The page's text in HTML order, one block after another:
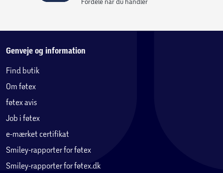
Genveje og information
Find butik
Om føtex
føtex avis
Job i føtex
e-mærket certifikat
Smiley-rapporter for føtex
Smiley-rapporter for føtex.dk